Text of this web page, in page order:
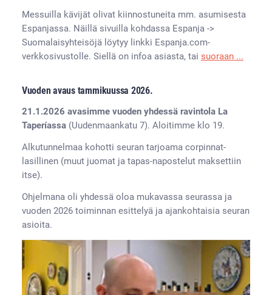
Messuilla kävijät olivat kiinnostuneita mm. asumisesta
Espanjassa. Näillä sivuilla kohdassa Espanja ->
Suomalaisyhteisöjä löytyy linkki Espanja.com-
verkkosivustolle. Siellä on infoa asiasta, tai suoraan ...
Vuoden avaus tammikuussa 2026.
21.1.2026 avasimme vuoden yhdessä ravintola La
Taperíassa (Uudenmaankatu 7). Aloitimme klo 19.
Alkutunnelmaa kohotti seuran tarjoama corpinnat-
lasillinen (muut juomat ja tapas-napostelut maksettiin
itse).
Ohjelmana oli yhdessä oloa mukavassa seurassa ja
vuoden 2026 toiminnan esittelyä ja ajankohtaisia seuran
asioita.